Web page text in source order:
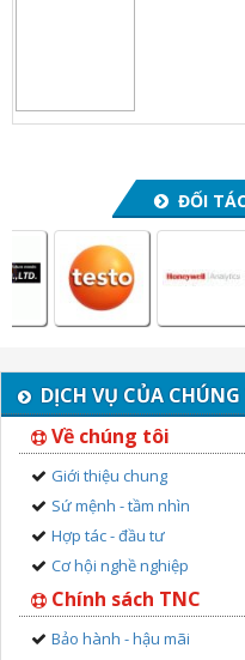
ĐỐI TÁC
DỊCH VỤ CỦA CHÚNG
Về chúng tôi
Giới thiệu chung
Sứ mệnh - tầm nhìn
Hợp tác - đầu tư
Cơ hội nghề nghiệp
Chính sách TNC
Bảo hành - hậu mãi